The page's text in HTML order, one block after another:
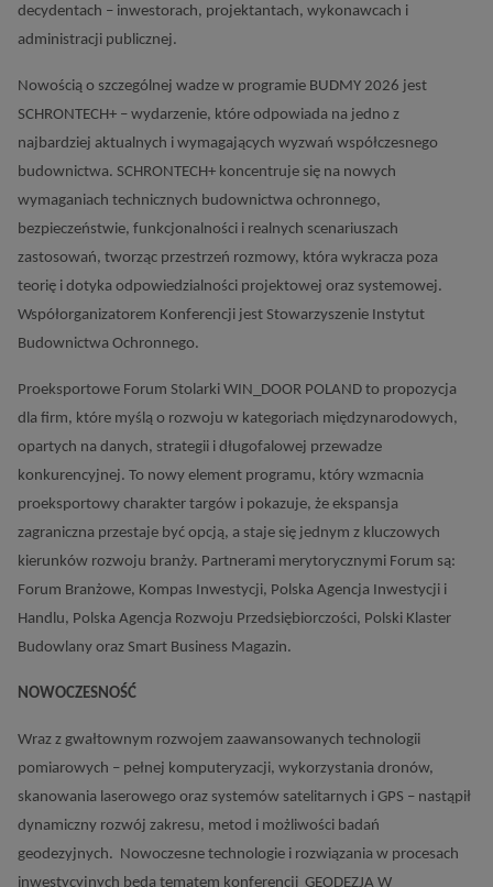
decydentach – inwestorach, projektantach, wykonawcach i
administracji publicznej.
Nowością o szczególnej wadze w programie BUDMY 2026 jest
SCHRONTECH+ – wydarzenie, które odpowiada na jedno z
najbardziej aktualnych i wymagających wyzwań współczesnego
budownictwa. SCHRONTECH+ koncentruje się na nowych
wymaganiach technicznych budownictwa ochronnego,
bezpieczeństwie, funkcjonalności i realnych scenariuszach
zastosowań, tworząc przestrzeń rozmowy, która wykracza poza
teorię i dotyka odpowiedzialności projektowej oraz systemowej.
Współorganizatorem Konferencji jest Stowarzyszenie Instytut
Budownictwa Ochronnego.
Proeksportowe Forum Stolarki WIN_DOOR POLAND to propozycja
dla firm, które myślą o rozwoju w kategoriach międzynarodowych,
opartych na danych, strategii i długofalowej przewadze
konkurencyjnej. To nowy element programu, który wzmacnia
proeksportowy charakter targów i pokazuje, że ekspansja
zagraniczna przestaje być opcją, a staje się jednym z kluczowych
kierunków rozwoju branży. Partnerami merytorycznymi Forum są:
Forum Branżowe, Kompas Inwestycji, Polska Agencja Inwestycji i
Handlu, Polska Agencja Rozwoju Przedsiębiorczości, Polski Klaster
Budowlany oraz Smart Business Magazin.
NOWOCZESNOŚĆ
Wraz z gwałtownym rozwojem zaawansowanych technologii
pomiarowych – pełnej komputeryzacji, wykorzystania dronów,
skanowania laserowego oraz systemów satelitarnych i GPS – nastąpił
dynamiczny rozwój zakresu, metod i możliwości badań
geodezyjnych. Nowoczesne technologie i rozwiązania w procesach
inwestycyjnych będą tematem konferencji GEODEZJA W